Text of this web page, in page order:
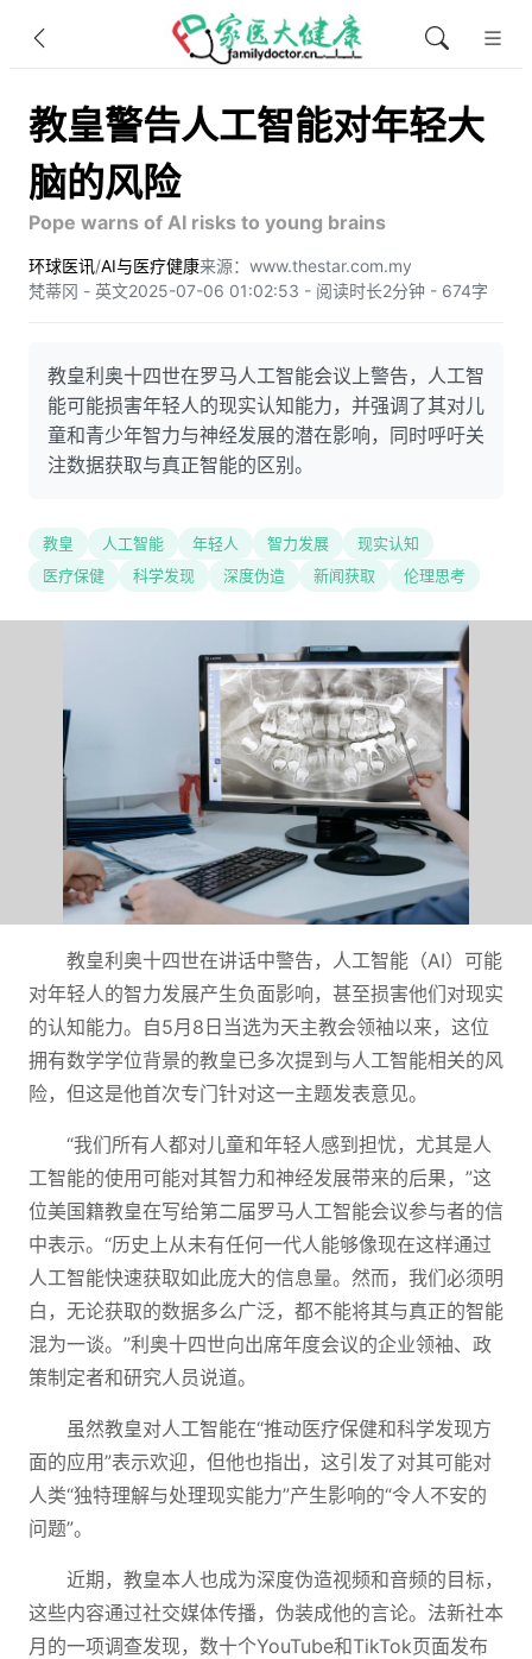
教皇警告人工智能对年轻大
脑的风险
Pope warns of AI risks to young brains
环球医讯/AI与医疗健康来源：www.thestar.com.my
梵蒂冈 - 英文2025-07-06 01:02:53 - 阅读时长2分钟 - 674字
教皇利奥十四世在罗马人工智能会议上警告，人工智
能可能损害年轻人的现实认知能力，并强调了其对儿
童和青少年智力与神经发展的潜在影响，同时呼吁关
注数据获取与真正智能的区别。
教皇 人工智能 年轻人 智力发展
现实认知
医疗保健
科学发现 深度伪造 新闻获取 伦理思考
教皇利奥十四世在讲话中警告，人工智能（AI）可能
对年轻人的智力发展产生负面影响，甚至损害他们对现实
的认知能力。自5月8日当选为天主教会领袖以来，这位
拥有数学学位背景的教皇已多次提到与人工智能相关的风
险，但这是他首次专门针对这一主题发表意见。
“我们所有人都对儿童和年轻人感到担忧，尤其是人
工智能的使用可能对其智力和神经发展带来的后果，”这
位美国籍教皇在写给第二届罗马人工智能会议参与者的信
中表示。“历史上从未有任何一代人能够像现在这样通过
人工智能快速获取如此庞大的信息量。然而，我们必须明
白，无论获取的数据多么广泛，都不能将其与真正的智能
混为一谈。”利奥十四世向出席年度会议的企业领袖、政
策制定者和研究人员说道。
虽然教皇对人工智能在“推动医疗保健和科学发现方
面的应用”表示欢迎，但他也指出，这引发了对其可能对
人类“独特理解与处理现实能力”产生影响的“令人不安的
问题”。
近期，教皇本人也成为深度伪造视频和音频的目标，
这些内容通过社交媒体传播，伪装成他的言论。法新社本
月的一项调查发现，数十个YouTube和TikTok页面发布